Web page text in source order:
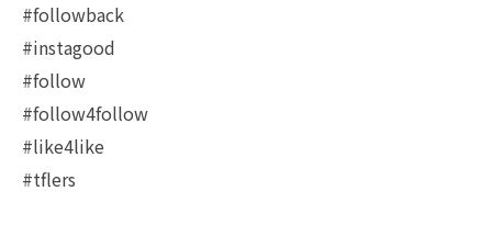
#followback
#instagood
#follow
#follow4follow
#like4like
#tflers